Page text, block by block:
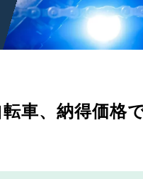
車、 納得価格